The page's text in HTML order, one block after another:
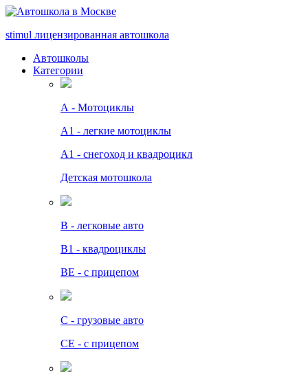
stimul лицензированная автошкола
Автошколы
Категории
А - Мотоциклы
A1 - легкие мотоциклы
A1 - снегоход и квадроцикл
Детская мотошкола
B - легковые авто
В1 - квадроциклы
BE - с прицепом
C - грузовые авто
СЕ - с прицепом